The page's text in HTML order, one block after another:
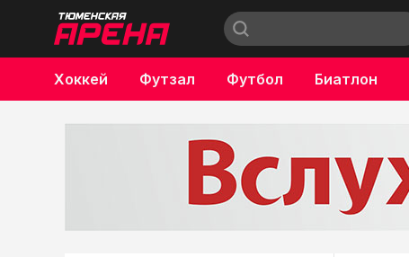
Хоккей Футзал Футбол Биатлон
Бокс